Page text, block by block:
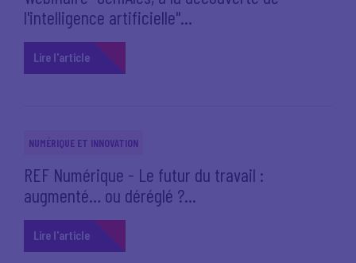
l'intelligence artificielle"...
Lire l'article
NUMÉRIQUE ET INNOVATION
REF Numérique - Le futur du travail :
augmenté… ou déréglé ?...
Lire l'article